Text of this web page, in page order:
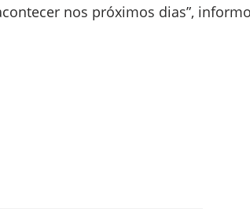
nos próximos dias”,